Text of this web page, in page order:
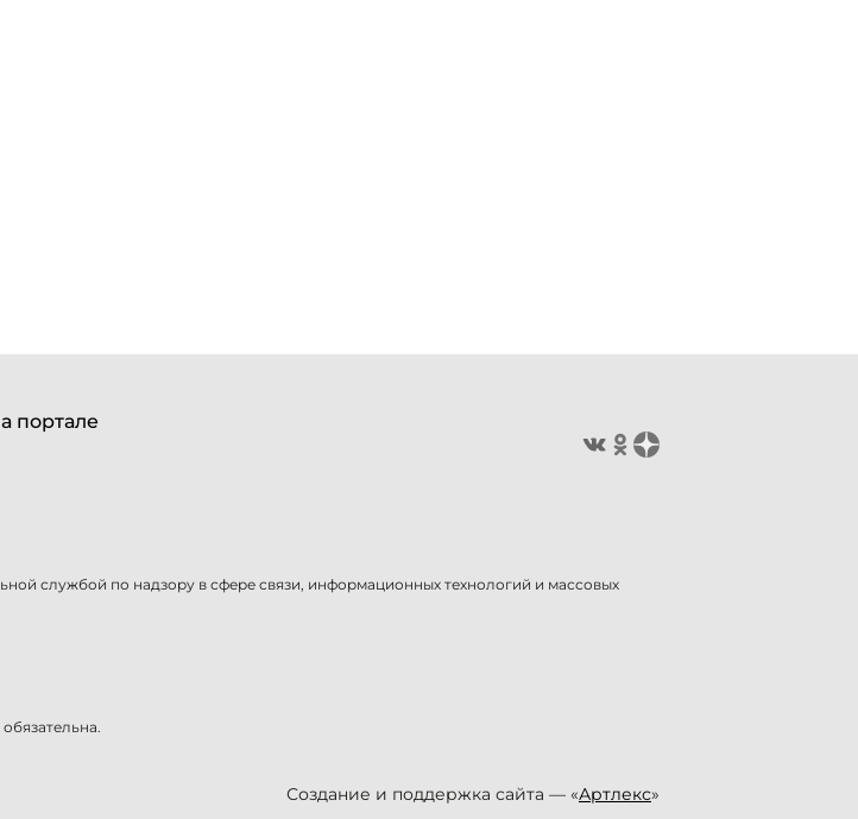
портале
службой по надзору в сфере связи, информационных технологий и массовых
обязательна.
Создание и поддержка сайта — «Артлекс»